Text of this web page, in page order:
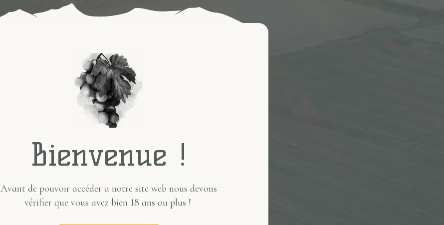
Bienvenue !
Avant de pouvoir accéder a notre site web nous devons
vérifier que vous avez bien 18 ans ou plus !